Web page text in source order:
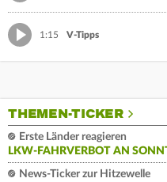
1:15 V-Tipps
THEMEN-TICKER
Erste Länder reagieren
LKW-FAHRVERBOT AN
News-Ticker zur Hitzewelle